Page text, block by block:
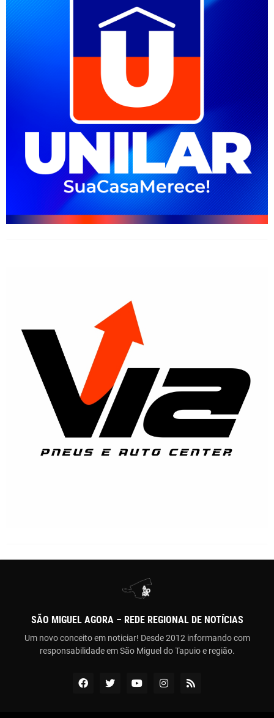
SÃO MIGUEL AGORA – REDE REGIONAL DE NOTÍCIAS
Um novo conceito em noticiar! Desde 2012 informando com
responsabilidade em São Miguel do Tapuio e região.